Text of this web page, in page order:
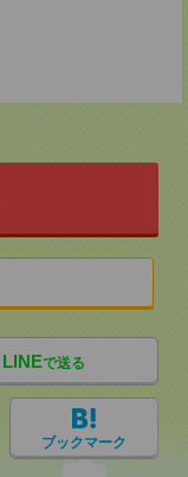
LINEで送る
ブックマーク